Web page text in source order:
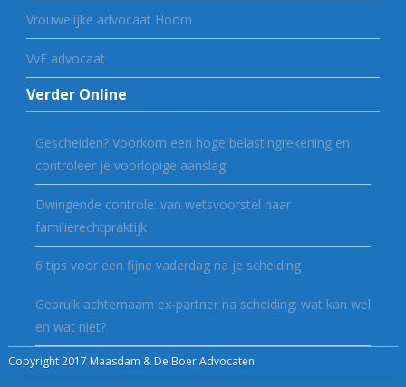
Vrouwelijke advocaat Hoorn
VvE advocaat
Verder Online
Gescheiden? Voorkom een hoge belastingrekening en
controleer je voorlopige aanslag
Dwingende controle: van wetsvoorstel naar
familierechtpraktijk
6 tips voor een fijne vaderdag na je scheiding
Gebruik achternaam ex-partner na scheiding: wat kan wel
en wat niet?
Copyright 2017 Maasdam & De Boer Advocaten